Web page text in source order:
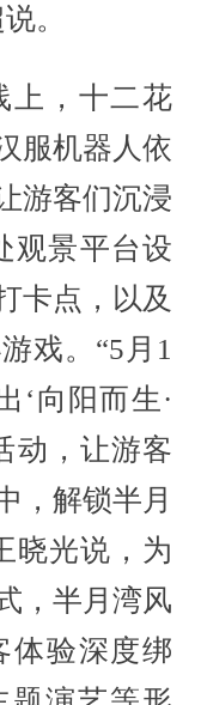
。
，十二花
服机器人依
游客们沉浸
观景平台设
卡点，以及
戏。“5月1
‘向阳而生·
动，让游客
，解锁半月
晓光说，为
，半月湾风
体验深度绑